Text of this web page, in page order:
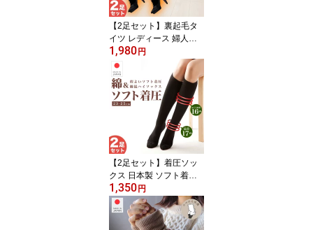
【2足セット】裏起毛タ
イツ レディース 婦人用
防寒 起毛 抗菌 防臭 タイ
ツ 160デニール ストッキ
ング 秋冬 冬 春 発熱 美脚
冷え性 暖かい 極暖 あっ
たか M-L L-LL 極厚 無地
黒 産後 通学 通勤 エムア
1,980円
【2足セット】着圧ソッ
クス 日本製 ソフト着圧
ハイソックス 綿44％ レ
ディース 靴下 コットン
ふくらはぎ 足首 ゆるめ
むくみ ムクミ 綿 ひざ下
1,350円